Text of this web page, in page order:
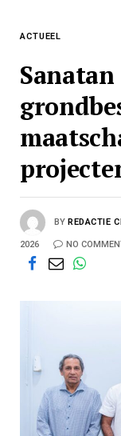
ACTUEEL
BY REDACTIE
2026 NO